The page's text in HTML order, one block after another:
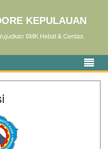
KEPULAUAN
SMK Hebat & Cerdas.